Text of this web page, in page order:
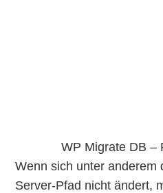
WP Migrate DB –
Wenn sich unter anderem
Server-Pfad nicht ändert,